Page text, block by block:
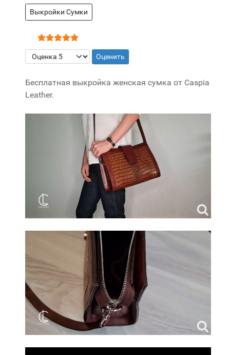
Выкройки Сумки
Рейтинг:5/5
Пожалуйста, оцените
Бесплатная выкройка женская сумка от Caspia
Leather.